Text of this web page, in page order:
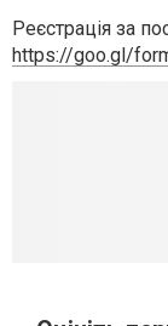
Реєстрація за
https://goo.gl/